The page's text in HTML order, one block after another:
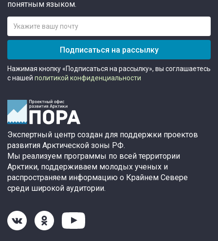
понятным языком.
Подписаться на рассылку
Нажимая кнопку «Подписаться на рассылку», вы соглашаетесь
с нашей политикой конфиденциальности
Экспертный центр создан для поддержки проектов
развития Арктической зоны РФ.
Мы реализуем программы по всей территории
Арктики, поддерживаем молодых ученых и
распространяем информацию о Крайнем Севере
среди широкой аудитории.